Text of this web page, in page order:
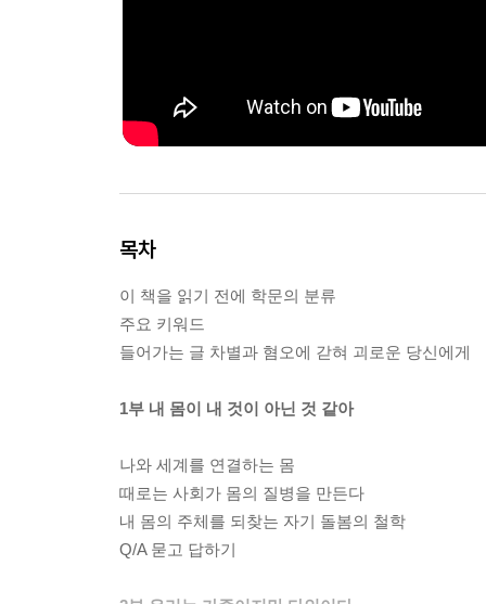
목차
이 책을 읽기 전에 학문의 분류
주요 키워드
들어가는 글 차별과 혐오에 갇혀 괴로운 당신에게
1부 내 몸이 내 것이 아닌 것 같아
나와 세계를 연결하는 몸
때로는 사회가 몸의 질병을 만든다
내 몸의 주체를 되찾는 자기 돌봄의 철학
Q/A 묻고 답하기